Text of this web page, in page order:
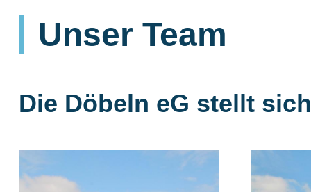
Unser Team
Die Döbeln eG stellt